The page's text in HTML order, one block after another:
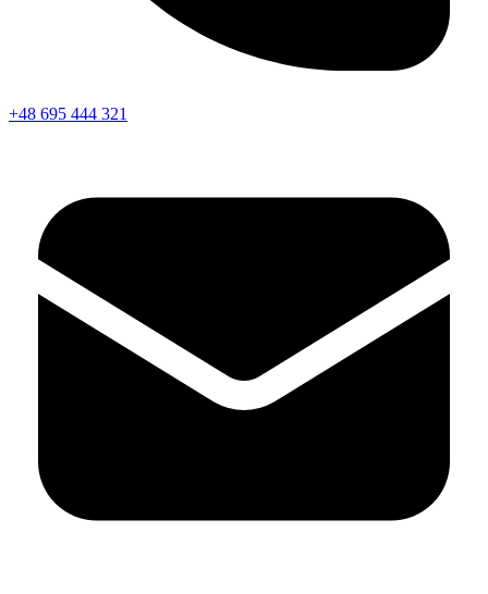
+48 695 444 321